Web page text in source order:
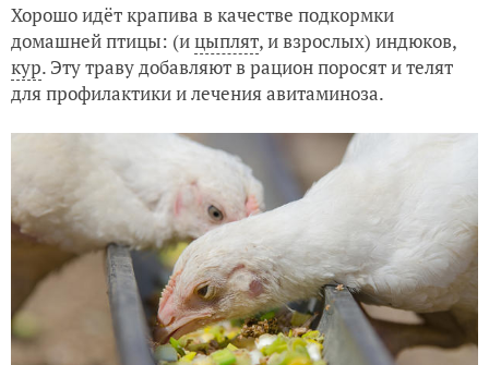
Хорошо идёт крапива в качестве подкормки
домашней птицы: (ицыплят, и взрослых) индюков,
кур. Эту траву добавляют в рацион поросят и телят
для профилактики и лечения авитаминоза.